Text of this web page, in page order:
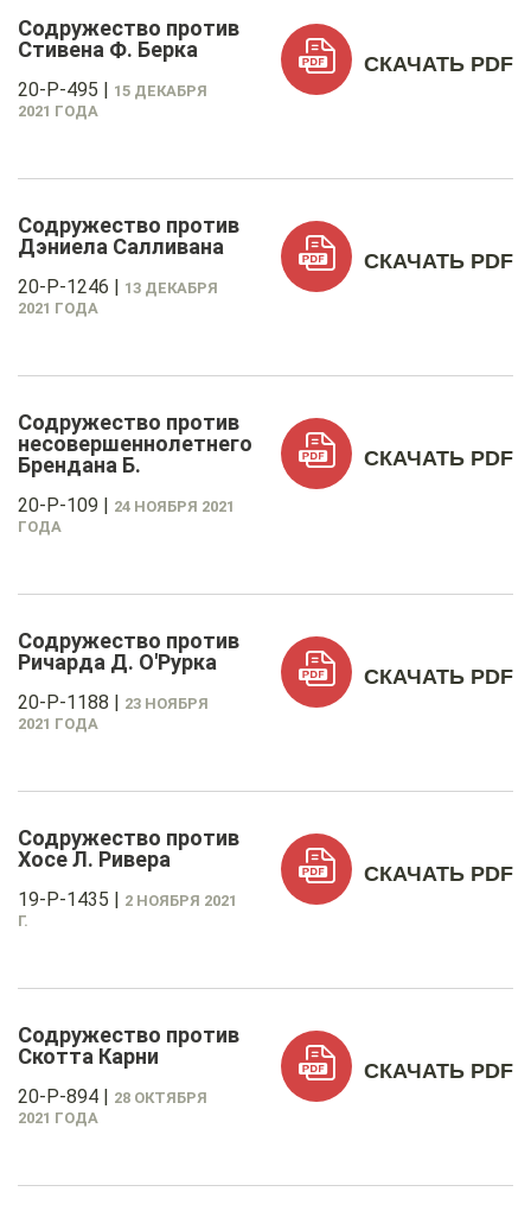
Содружество против
Стивена Ф. Берка
20-P-495 | 15 ДЕКАБРЯ
2021 ГОДА
СКАЧАТЬ PDF
Содружество против
Дэниела Салливана
20-P-1246 | 13 ДЕКАБРЯ
2021 ГОДА
СКАЧАТЬ PDF
Содружество против
несовершеннолетнего
Брендана Б.
20-P-109 | 24 НОЯБРЯ 2021
ГОДА
СКАЧАТЬ PDF
Содружество против
Ричарда Д. О'Рурка
20-P-1188 | 23 НОЯБРЯ
2021 ГОДА
СКАЧАТЬ PDF
Содружество против
Хосе Л. Ривера
19-P-1435 | 2 НОЯБРЯ 2021
Г.
СКАЧАТЬ PDF
Содружество против
Скотта Карни
20-P-894 | 28 ОКТЯБРЯ
2021 ГОДА
СКАЧАТЬ PDF